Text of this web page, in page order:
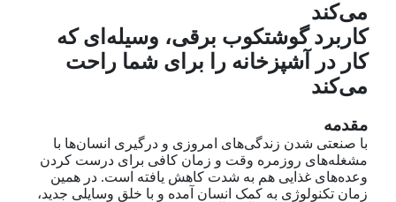
می‌کند
کاربرد گوشتکوب برقی، وسیله‌ای که
کار در آشپزخانه را برای شما راحت
می‌کند
مقدمه
با صنعتی شدن زندگی‌های امروزی و درگیری انسان‌ها با
مشغله‌های روزمره وقت و زمان کافی برای درست کردن
وعده‌های غذایی هم به شدت کاهش یافته است. در همین
زمان تکنولوژی به کمک انسان آمده و با خلق وسایلی جدید،